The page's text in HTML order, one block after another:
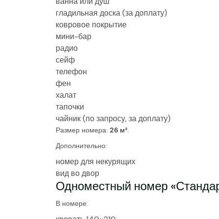
гладильная доска (за доплату)
ковровое покрытие
мини-бар
радио
сейф
телефон
фен
халат
тапочки
чайник (по запросу, за доплату)
Размер номера: 26 м².
Дополнительно:
номер для некурящих
вид во двор
Одноместный номер
В номере: